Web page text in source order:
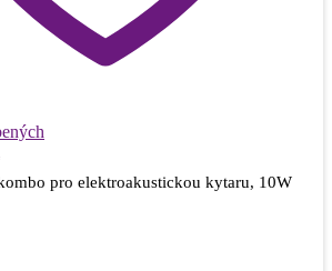
pro elektroakustickou kytaru, 10W